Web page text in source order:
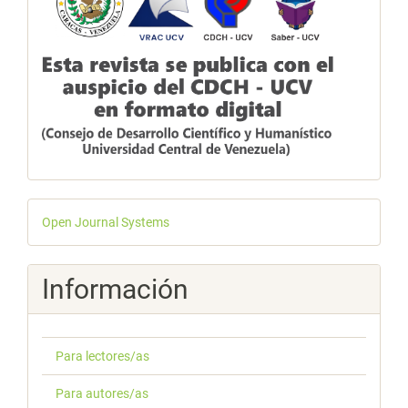
Desarrollado
por
Open Journal Systems
Información
Para lectores/as
Para autores/as